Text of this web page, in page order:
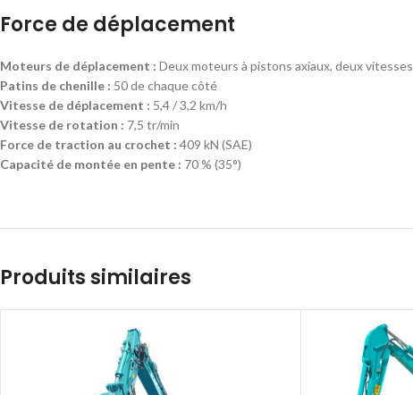
Force de déplacement
Moteurs de déplacement : Deux moteurs à pistons axiaux, deux vitesses
Patins de chenille : 50 de chaque côté
Vitesse de déplacement : 5,4 / 3,2 km/h
Vitesse de rotation : 7,5 tr/min
Force de traction au crochet : 409 kN (SAE)
Capacité de montée en pente : 70 % (35°)
Produits similaires